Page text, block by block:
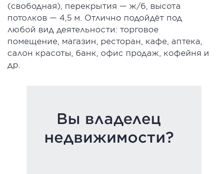
(свободная), перекрытия — ж/б, высота
потолков — 4,5 м. Отлично подойдёт под
любой вид деятельности: торговое
помещение, магазин, ресторан, кафе, аптека,
салон красоты, банк, офис продаж, кофейня и
др.
Вы владелец
недвижимости?